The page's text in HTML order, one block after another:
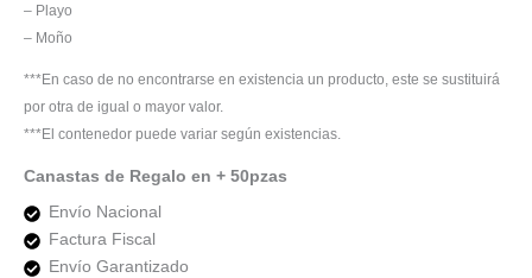
– Playo
– Moño
***En caso de no encontrarse en existencia un producto, este se sustituirá
por otra de igual o mayor valor.
***El contenedor puede variar según existencias.
Canastas de Regalo en + 50pzas
Envío Nacional
Factura Fiscal
Envío Garantizado